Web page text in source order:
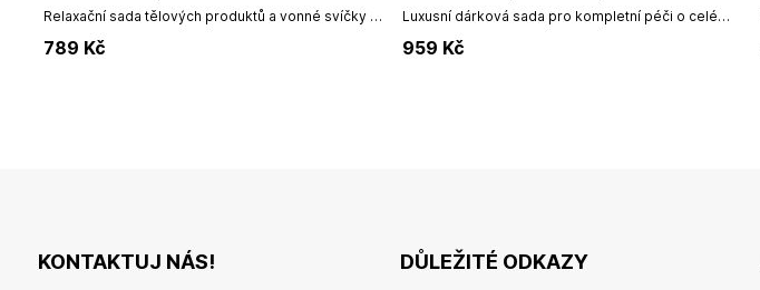
Relaxační sada tělových produktů a vonné svíčky v
relaxaci celého...
789 Kč
Luxusní dárková sada pro kompletní péči o celé
luxusu ve Vaší koupelně. Připravte se na...
959 Kč
KONTAKTUJ NÁS! DŮLEŽITÉ ODKAZY